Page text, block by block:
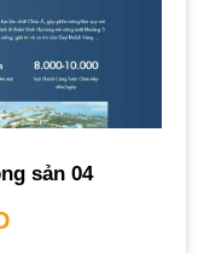
trợ 24/7, giải đáp
truyền thống,
kể nhưng hiệu
sản 04